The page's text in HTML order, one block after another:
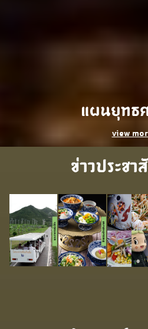
แผนยุทธ
view
ข่าวประช